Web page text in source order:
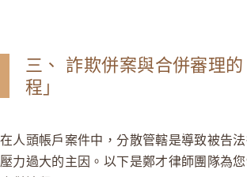
三、 詐欺併案與合併審理
程」
在人頭帳戶案件中，分散管轄是導致被告
壓力過大的主因。以下是鄭才律師團隊為